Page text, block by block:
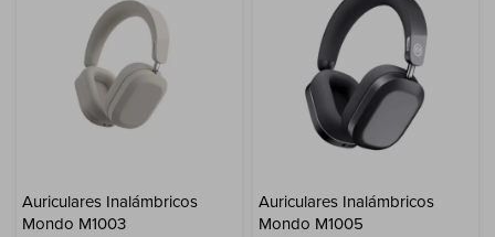
Auriculares Inalámbricos
Mondo M1003
Auriculares Inalámbricos
Mondo M1005
Marcas
Cuenta